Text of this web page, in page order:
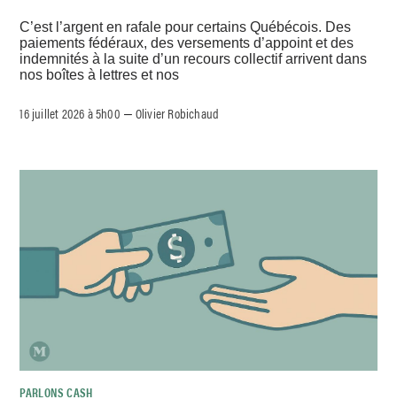
C’est l’argent en rafale pour certains Québécois. Des
paiements fédéraux, des versements d’appoint et des
indemnités à la suite d’un recours collectif arrivent dans
nos boîtes à lettres et nos
16 juillet 2026 à 5h00 – Olivier Robichaud
PARLONS CASH